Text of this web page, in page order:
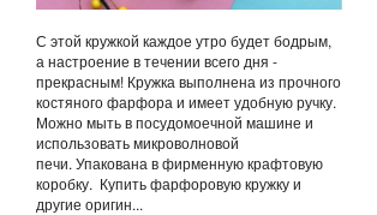
С этой кружкой каждое утро будет бодрым,
а настроение в течении всего дня -
прекрасным! Кружка выполнена из прочного
костяного фарфора и имеет удобную ручку.
Можно мыть в посудомоечной машине и
использовать микроволновой
печи. Упакована в фирменную крафтовую
коробку. Купить фарфоровую кружку и
другие оригин...